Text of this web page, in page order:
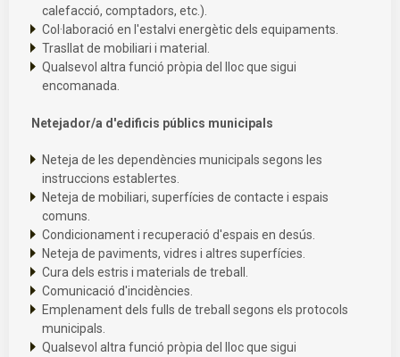
calefacció, comptadors, etc.).
Col·laboració en l'estalvi energètic dels equipaments.
Trasllat de mobiliari i material.
Qualsevol altra funció pròpia del lloc que sigui
encomanada.
Netejador/a d'edificis públics municipals
Neteja de les dependències municipals segons les
instruccions establertes.
Neteja de mobiliari, superfícies de contacte i espais
comuns.
Condicionament i recuperació d'espais en desús.
Neteja de paviments, vidres i altres superfícies.
Cura dels estris i materials de treball.
Comunicació d'incidències.
Emplenament dels fulls de treball segons els protocols
municipals.
Qualsevol altra funció pròpia del lloc que sigui